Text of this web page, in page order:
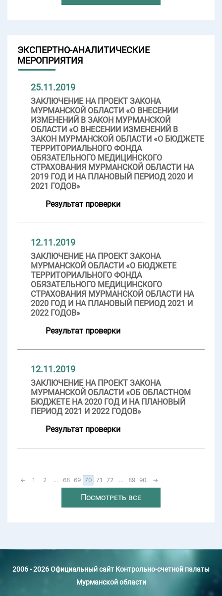
ЭКСПЕРТНО-АНАЛИТИЧЕСКИЕ
МЕРОПРИЯТИЯ
25.11.2019
ЗАКЛЮЧЕНИЕ НА ПРОЕКТ ЗАКОНА
МУРМАНСКОЙ ОБЛАСТИ «О ВНЕСЕНИИ
ИЗМЕНЕНИЙ В ЗАКОН МУРМАНСКОЙ
ОБЛАСТИ «О ВНЕСЕНИИ ИЗМЕНЕНИЙ В
ЗАКОН МУРМАНСКОЙ ОБЛАСТИ «О БЮДЖЕТЕ
ТЕРРИТОРИАЛЬНОГО ФОНДА
ОБЯЗАТЕЛЬНОГО МЕДИЦИНСКОГО
СТРАХОВАНИЯ МУРМАНСКОЙ ОБЛАСТИ НА
2019 ГОД И НА ПЛАНОВЫЙ ПЕРИОД 2020 И
2021 ГОДОВ»
Результат проверки
12.11.2019
ЗАКЛЮЧЕНИЕ НА ПРОЕКТ ЗАКОНА
МУРМАНСКОЙ ОБЛАСТИ «О БЮДЖЕТЕ
ТЕРРИТОРИАЛЬНОГО ФОНДА
ОБЯЗАТЕЛЬНОГО МЕДИЦИНСКОГО
СТРАХОВАНИЯ МУРМАНСКОЙ ОБЛАСТИ НА
2020 ГОД И НА ПЛАНОВЫЙ ПЕРИОД 2021 И
2022 ГОДОВ»
Результат проверки
12.11.2019
ЗАКЛЮЧЕНИЕ НА ПРОЕКТ ЗАКОНА
МУРМАНСКОЙ ОБЛАСТИ «ОБ ОБЛАСТНОМ
БЮДЖЕТЕ НА 2020 ГОД И НА ПЛАНОВЫЙ
ПЕРИОД 2021 И 2022 ГОДОВ»
Результат проверки
← 1 2 ... 68 69 70 71 72 ... 89 90 →
Посмотреть все
2006 - 2026 Официальный сайт Контрольно-счетной палаты
Мурманской области